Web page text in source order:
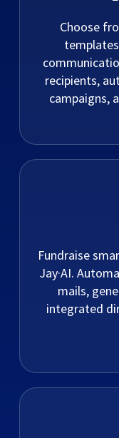
Choose
recipients,
campaigns,
Fundraise
Jay·AI.
mails,
integrated